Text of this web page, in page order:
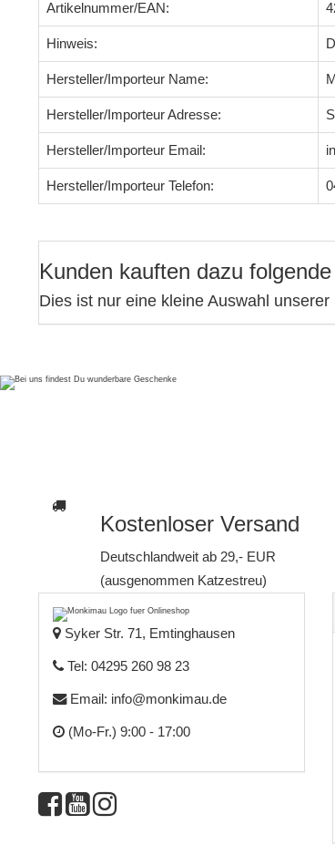
Artikelnummer/EAN:
Hinweis:
Hersteller/Importeur Name:
Hersteller/Importeur Adresse:
Hersteller/Importeur Email:
Hersteller/Importeur Telefon:
Kunden kauften dazu
Dies ist nur eine kleine Auswahl unserer
Kostenloser Versand
Deutschlandweit ab 29,- EUR
(ausgenommen Katzestreu)
Syker Str. 71, Emtinghausen
Tel: 04295 260 98 23
Email: info@monkimau.de
(Mo-Fr.) 9:00 - 17:00